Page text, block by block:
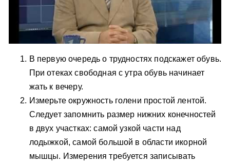
В первую очередь о трудностях подскажет обувь.
При отеках свободная с утра обувь начинает
жать к вечеру.
Измерьте окружность голени простой лентой.
Следует запомнить размер нижних конечностей
в двух участках: самой узкой части над
лодыжкой, самой большой в области икорной
мышцы. Измерения требуется записывать